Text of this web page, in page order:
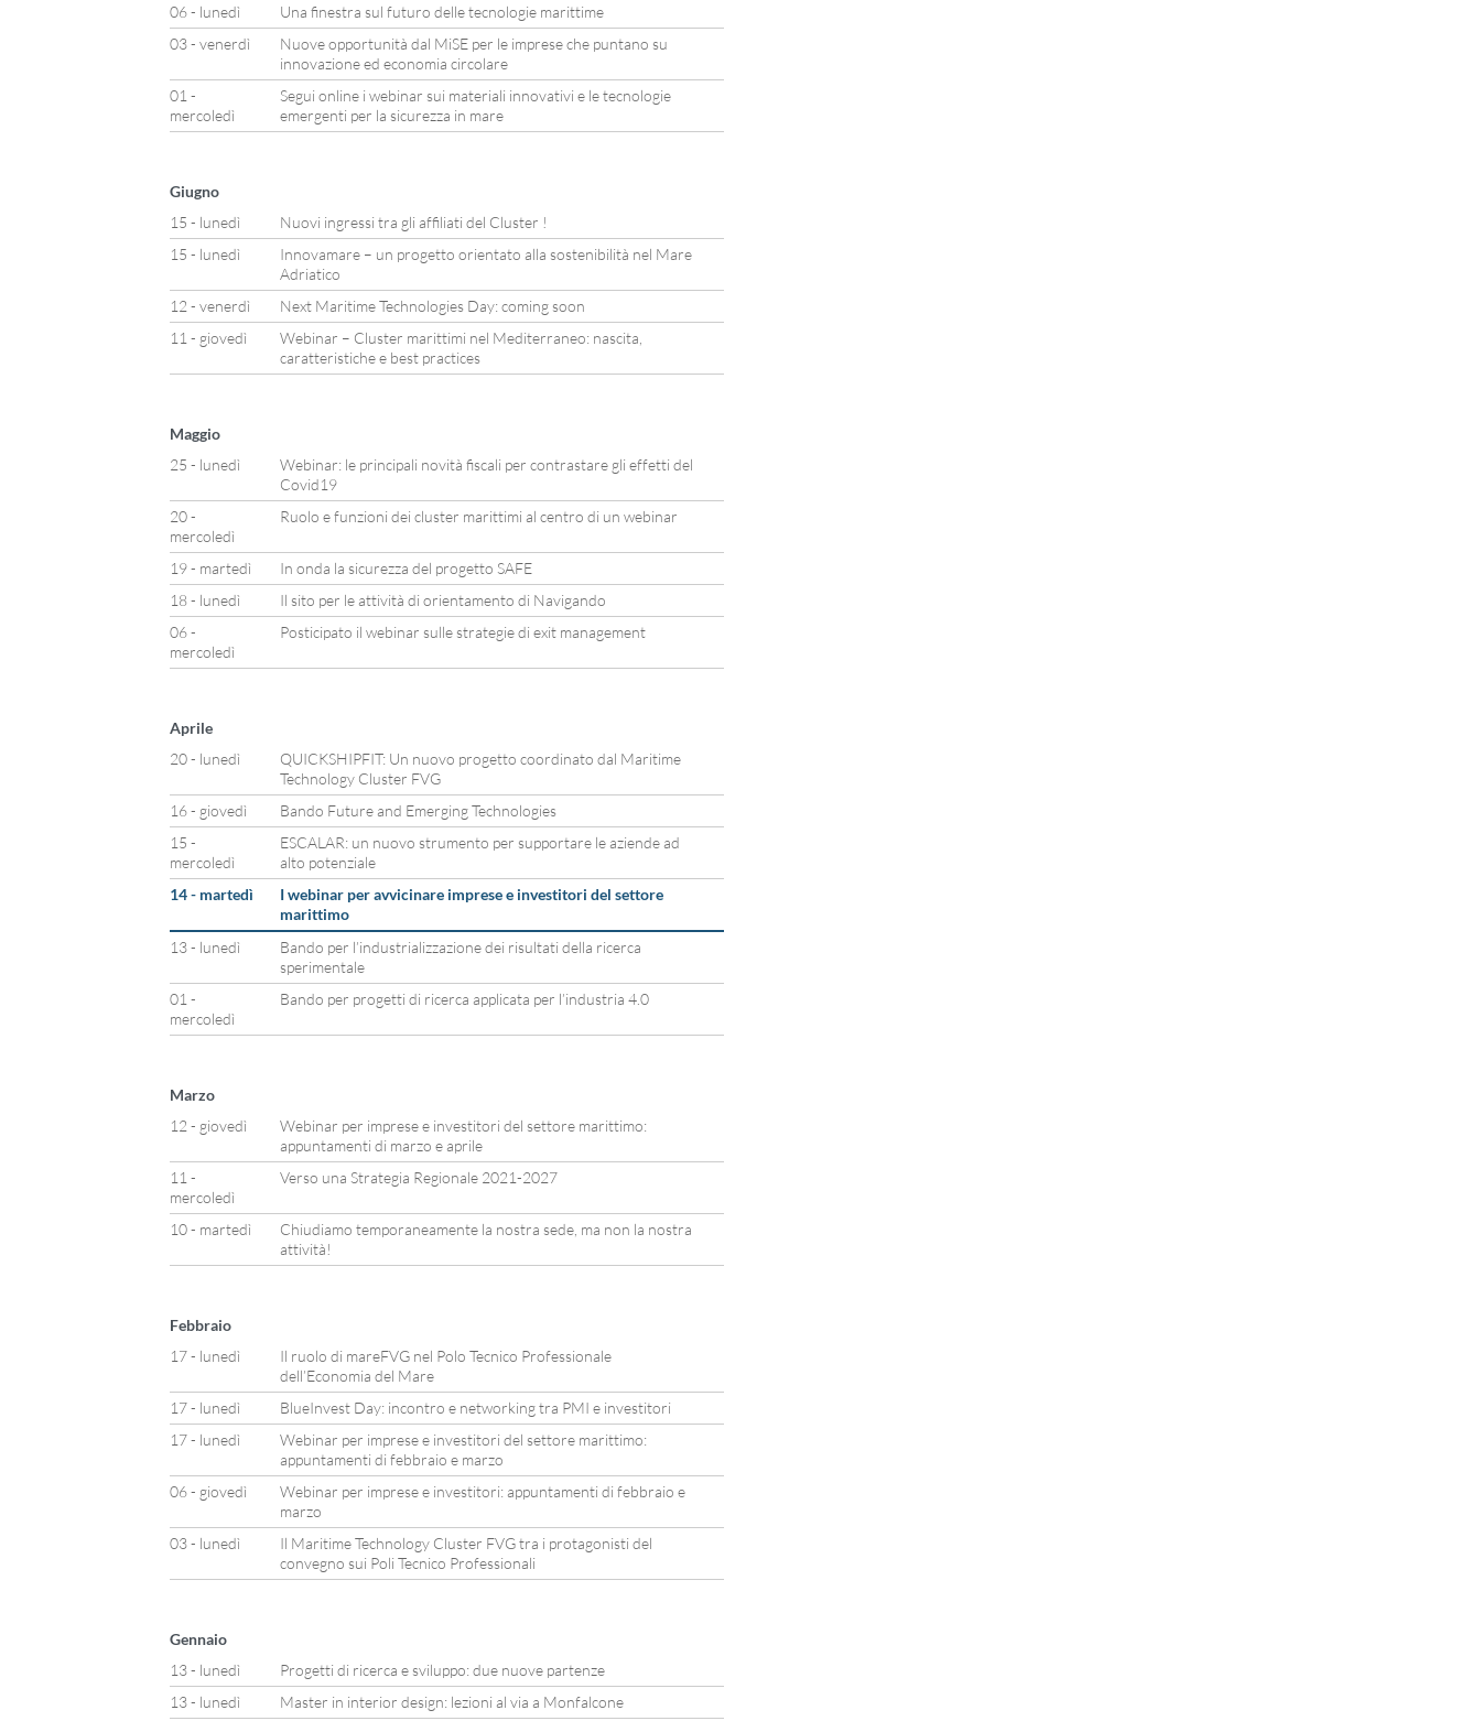
06 - lunedì
Una finestra sul futuro delle tecnologie marittime
03 - venerdì
Nuove opportunità dal MiSE per le imprese che puntano su
innovazione ed economia circolare
01 -
mercoledì
Segui online i webinar sui materiali innovativi e le tecnologie
emergenti per la sicurezza in mare
Giugno
15 - lunedì
Nuovi ingressi tra gli affiliati del Cluster !
15 - lunedì
Innovamare – un progetto orientato alla sostenibilità nel Mare
Adriatico
12 - venerdì
Next Maritime Technologies Day: coming soon
11 - giovedì
Webinar – Cluster marittimi nel Mediterraneo: nascita,
caratteristiche e best practices
Maggio
25 - lunedì
Webinar: le principali novità fiscali per contrastare gli effetti del
Covid19
20 -
mercoledì
Ruolo e funzioni dei cluster marittimi al centro di un webinar
19 - martedì
In onda la sicurezza del progetto SAFE
18 - lunedì
Il sito per le attività di orientamento di Navigando
06 -
mercoledì
Posticipato il webinar sulle strategie di exit management
Aprile
20 - lunedì
QUICKSHIPFIT: Un nuovo progetto coordinato dal Maritime
Technology Cluster FVG
16 - giovedì
Bando Future and Emerging Technologies
15 -
mercoledì
ESCALAR: un nuovo strumento per supportare le aziende ad
alto potenziale
14 - martedì
I webinar per avvicinare imprese e investitori del settore
marittimo
13 - lunedì
Bando per l’industrializzazione dei risultati della ricerca
sperimentale
01 -
mercoledì
Bando per progetti di ricerca applicata per l’industria 4.0
Marzo
12 - giovedì
Webinar per imprese e investitori del settore marittimo:
appuntamenti di marzo e aprile
11 -
mercoledì
Verso una Strategia Regionale 2021-2027
10 - martedì
Chiudiamo temporaneamente la nostra sede, ma non la nostra
attività!
Febbraio
17 - lunedì
Il ruolo di mareFVG nel Polo Tecnico Professionale
dell’Economia del Mare
17 - lunedì
BlueInvest Day: incontro e networking tra PMI e investitori
17 - lunedì
Webinar per imprese e investitori del settore marittimo:
appuntamenti di febbraio e marzo
06 - giovedì
Webinar per imprese e investitori: appuntamenti di febbraio e
marzo
03 - lunedì
Il Maritime Technology Cluster FVG tra i protagonisti del
convegno sui Poli Tecnico Professionali
Gennaio
13 - lunedì
Progetti di ricerca e sviluppo: due nuove partenze
13 - lunedì
Master in interior design: lezioni al via a Monfalcone